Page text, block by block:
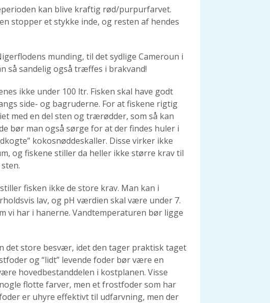
kan blive kraftig rød/purpurfarvet.
stopper et stykke inde, og resten af hendes
munding, til det sydlige Cameroun i
så sandelig også træffes i brakvand!
ikke under 100 ltr. Fisken skal have godt
side- og bagruderne. For at fiskene rigtig
med en del sten og trærødder, som så kan
bør man også sørge for at der findes huler i
kokosnøddeskaller. Disse virker ikke
og fiskene stiller da heller ikke større krav til
fisken ikke de store krav. Man kan i
lav, og pH værdien skal være under 7.
vi har i hanerne. Vandtemperaturen bør ligge
det store besvær, idet den tager praktisk taget
og “lidt” levende foder bør være en
hovedbestanddelen i kostplanen. Visse
flotte farver, men et frostfoder som har
er uhyre effektivt til udfarvning, men der